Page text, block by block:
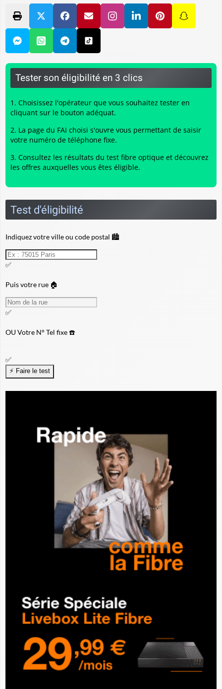
Tester son éligibilité en 3 clics
Choisissez l'opérateur que vous souhaitez tester en
cliquant sur le bouton adéquat.
La page du FAI choisi s'ouvre vous permettant de saisir
votre numéro de téléphone fixe.
Consultez les résultats du test fibre optique et découvrez
les offres auxquelles vous êtes éligible.
Test d'éligibilité
Indiquez votre ville ou code postal 🏙️
✅
Puis votre rue 🏠
✅
OUVotre N° Tel fixe ☎️
✅